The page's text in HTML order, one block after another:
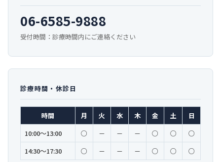
06-6585-9888
受付時間：診療時間内にご連絡ください
診療時間・休診日
時間 月 火 水 木 金 土
日
10:00〜13:00
○ － － － ○ ○
○
14:30〜17:30
○ － － － ○ ○
○